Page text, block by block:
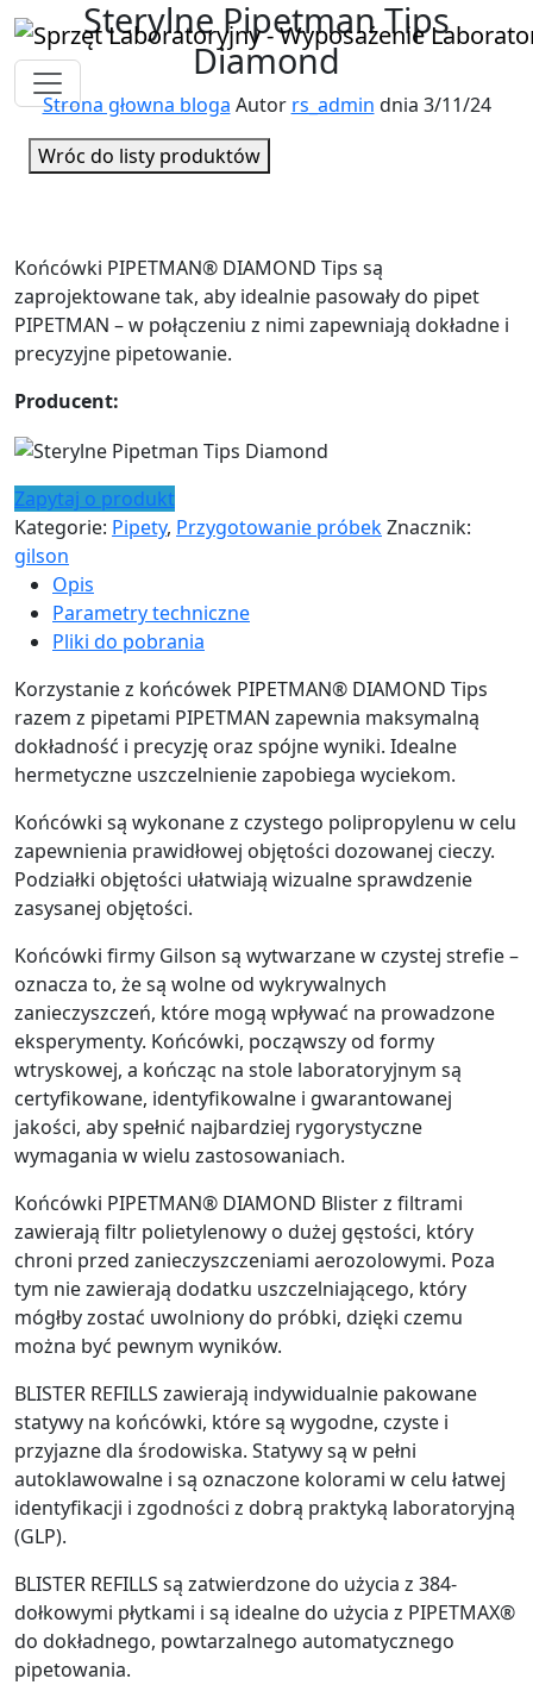
Sterylne Pipetman Tips
Diamond
Strona głowna bloga Autor rs_admin dnia 3/11/24
Wróc do listy produktów
Końcówki PIPETMAN® DIAMOND Tips są
zaprojektowane tak, aby idealnie pasowały do pipet
PIPETMAN – w połączeniu z nimi zapewniają dokładne i
precyzyjne pipetowanie.
Producent:
Zapytaj o produkt
Kategorie: Pipety, Przygotowanie próbekZnacznik:
gilson
Opis
Parametry techniczne
Pliki do pobrania
Korzystanie z końcówek PIPETMAN® DIAMOND Tips
razem z pipetami PIPETMAN zapewnia maksymalną
dokładność i precyzję oraz spójne wyniki. Idealne
hermetyczne uszczelnienie zapobiega wyciekom.
Końcówki są wykonane z czystego polipropylenu w celu
zapewnienia prawidłowej objętości dozowanej cieczy.
Podziałki objętości ułatwiają wizualne sprawdzenie
zasysanej objętości.
Końcówki firmy Gilson są wytwarzane w czystej strefie –
oznacza to, że są wolne od wykrywalnych
zanieczyszczeń, które mogą wpływać na prowadzone
eksperymenty. Końcówki, począwszy od formy
wtryskowej, a kończąc na stole laboratoryjnym są
certyfikowane, identyfikowalne i gwarantowanej
jakości, aby spełnić najbardziej rygorystyczne
wymagania w wielu zastosowaniach.
Końcówki PIPETMAN® DIAMOND Blister z filtrami
zawierają filtr polietylenowy o dużej gęstości, który
chroni przed zanieczyszczeniami aerozolowymi. Poza
tym nie zawierają dodatku uszczelniającego, który
mógłby zostać uwolniony do próbki, dzięki czemu
można być pewnym wyników.
BLISTER REFILLS zawierają indywidualnie pakowane
statywy na końcówki, które są wygodne, czyste i
przyjazne dla środowiska. Statywy są w pełni
autoklawowalne i są oznaczone kolorami w celu łatwej
identyfikacji i zgodności z dobrą praktyką laboratoryjną
(GLP).
BLISTER REFILLS są zatwierdzone do użycia z 384-
dołkowymi płytkami i są idealne do użycia z PIPETMAX®
do dokładnego, powtarzalnego automatycznego
pipetowania.